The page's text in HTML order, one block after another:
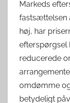
Markeds
fastsættelsen
høj, har
efterspørgsel
reducerede
omdømme
betydeligt